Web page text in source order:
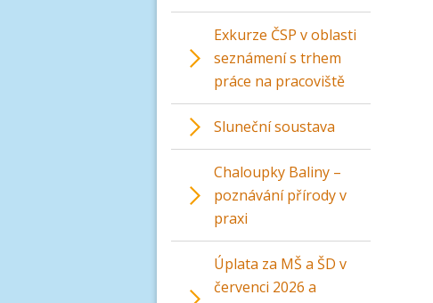
Exkurze ČSP v oblasti
seznámení s trhem
práce na pracoviště
Sluneční soustava
Chaloupky Baliny –
poznávání přírody v
praxi
Úplata za MŠ a ŠD v
červenci 2026 a